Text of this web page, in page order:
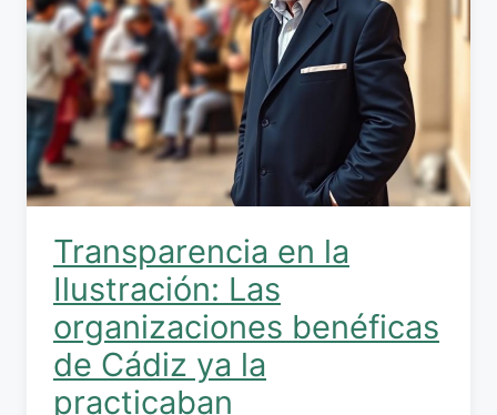
Transparencia en la
Ilustración: Las
organizaciones benéficas
de Cádiz ya la
practicaban